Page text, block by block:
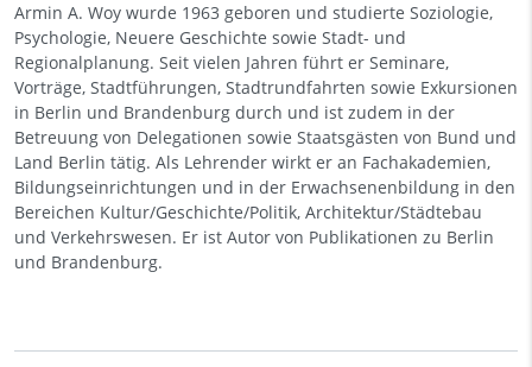
Armin A. Woy wurde 1963 geboren und studierte Soziologie,
Psychologie, Neuere Geschichte sowie Stadt- und
Regionalplanung. Seit vielen Jahren führt er Seminare,
Vorträge, Stadtführungen, Stadtrundfahrten sowie Exkursionen
in Berlin und Brandenburg durch und ist zudem in der
Betreuung von Delegationen sowie Staatsgästen von Bund und
Land Berlin tätig. Als Lehrender wirkt er an Fachakademien,
Bildungseinrichtungen und in der Erwachsenenbildung in den
Bereichen Kultur/Geschichte/Politik, Architektur/Städtebau
und Verkehrswesen. Er ist Autor von Publikationen zu Berlin
und Brandenburg.